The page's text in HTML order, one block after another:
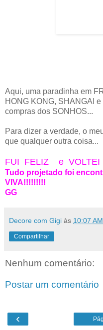
Aqui, uma paradinha em
HONG KONG, SHANGAI
compras dos SONHOS...
Para dizer a verdade, o
que qualquer outra coisa...
FUI FELIZ e VOLTEI
Tudo projetado foi
VIVA!!!!!!!!!
GG
Decore com Gigi às 10:07 AM
Compartilhar
Nenhum comentário:
Postar um comentário
‹